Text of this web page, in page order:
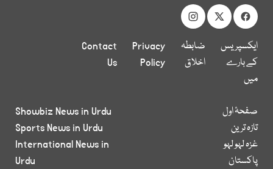
ایکسپریس
کے بارے
میں
ضابطہ
اخلاق
Privacy
Policy
Contact
Us
صفحۂ اول
تازہ ترین
غزہ لہو لہو
پاکستان
Showbiz News in Urdu
Sports News in Urdu
International News in
Urdu